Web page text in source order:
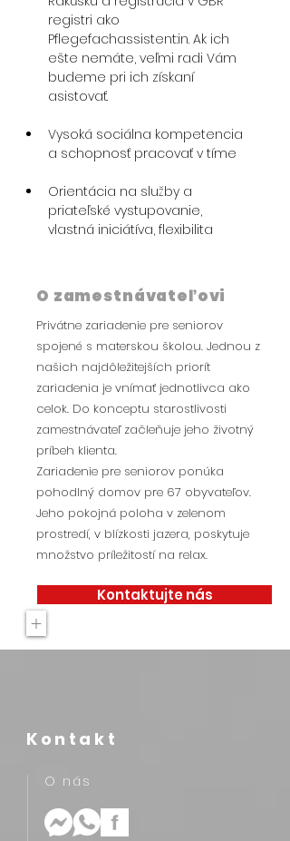
registri ako
Pflegefachassistent:in. Ak ich
ešte nemáte, veľmi radi Vám
budeme pri ich získaní
asistovať.
Vysoká sociálna kompetencia
a schopnosť pracovať v tíme
Orientácia na služby a
priateľské vystupovanie,
vlastná iniciátíva, flexibilita
O zamestnávateľovi
Privátne zariadenie pre seniorov
spojené s materskou školou. Jednou z
našich najdôležitejších priorít
zariadenia je vnímať jednotlivca ako
celok. Do konceptu starostlivosti
zamestnávateľ začleňuje jeho životný
príbeh klienta.
Zariadenie pre seniorov ponúka
pohodlný domov pre 67 obyvateľov.
Jeho pokojná poloha v zelenom
prostredí, v blízkosti jazera, poskytuje
množstvo príležitostí na relax.
Kontaktujte nás
+
Kontakt
O nás